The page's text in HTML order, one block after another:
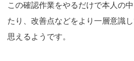
この確認作業をやるだけで本人の
たり、改善点などをより一層意識
思えるようです。